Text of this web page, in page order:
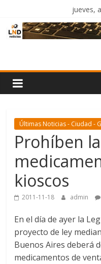
contenido
jueves,
Noticias
Últimas Noticias - Ciudad -
Prohíben
kioscos
2011-11-18 admin
En el día de ayer la
proyecto de ley
Buenos Aires deberá
medicamentos de